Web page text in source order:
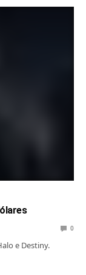
0
e Destiny.